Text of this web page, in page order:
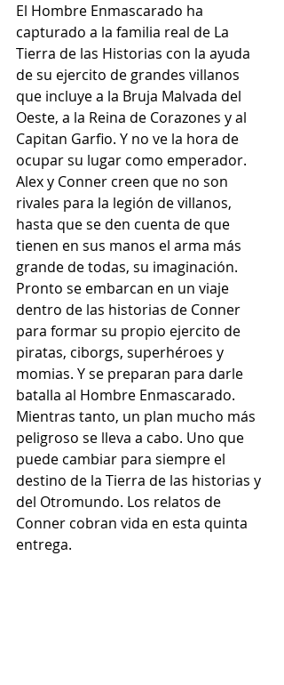
El Hombre Enmascarado ha
capturado a la familia real de La
Tierra de las Historias con la ayuda
de su ejercito de grandes villanos
que incluye a la Bruja Malvada del
Oeste, a la Reina de Corazones y al
Capitan Garfio. Y no ve la hora de
ocupar su lugar como emperador.
Alex y Conner creen que no son
rivales para la legión de villanos,
hasta que se den cuenta de que
tienen en sus manos el arma más
grande de todas, su imaginación.
Pronto se embarcan en un viaje
dentro de las historias de Conner
para formar su propio ejercito de
piratas, ciborgs, superhéroes y
momias. Y se preparan para darle
batalla al Hombre Enmascarado.
Mientras tanto, un plan mucho más
peligroso se lleva a cabo. Uno que
puede cambiar para siempre el
destino de la Tierra de las historias y
del Otromundo. Los relatos de
Conner cobran vida en esta quinta
entrega.